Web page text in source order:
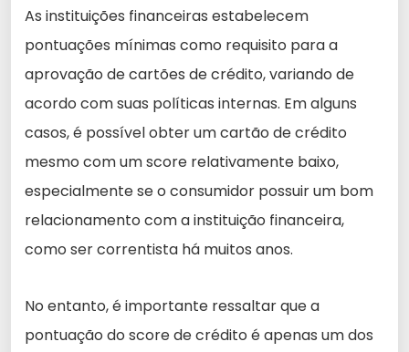
As instituições financeiras estabelecem
pontuações mínimas como requisito para a
aprovação de cartões de crédito, variando de
acordo com suas políticas internas. Em alguns
casos, é possível obter um cartão de crédito
mesmo com um score relativamente baixo,
especialmente se o consumidor possuir um bom
relacionamento com a instituição financeira,
como ser correntista há muitos anos.
No entanto, é importante ressaltar que a
pontuação do score de crédito é apenas um dos